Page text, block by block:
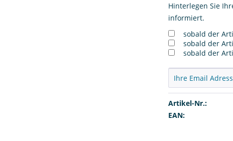
Hinterlegen Sie
informiert.
sobald der
sobald der
sobald der
Artikel-Nr.:
EAN: